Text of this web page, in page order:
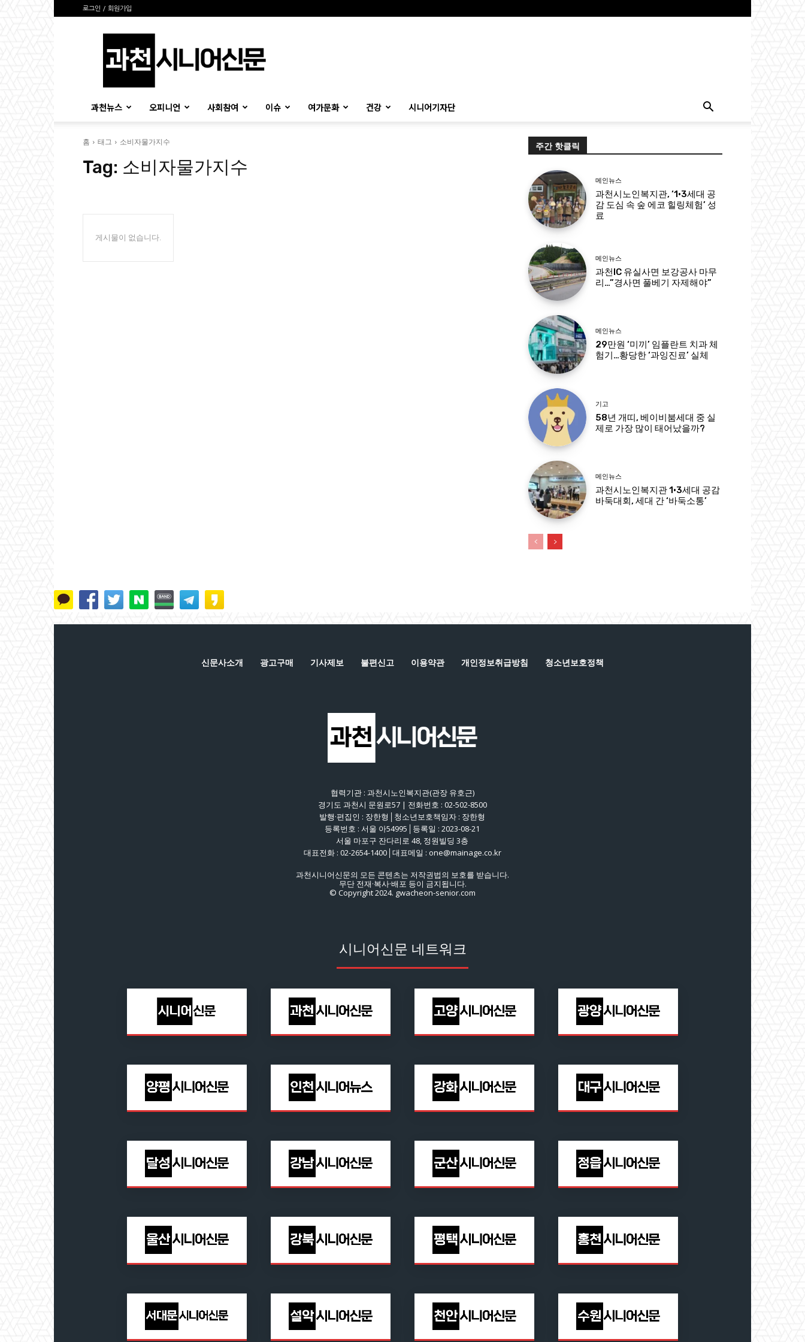
로그인 / 회원가입
시
과천뉴스 오피니언 사회참여 이슈 여가문화 건강 시니어기자단
홈 태그 소비자물가지수
Tag: 소비자물가지수
게시물이 없습니다.
주간 핫클릭
메인뉴스
과천시노인복지관, ‘1·3세대 공
감 도심 속 숲 에코 힐링체험’ 성
료
메인뉴스
과천IC 유실사면 보강공사 마무
리…”경사면 풀베기 자제해야”
메인뉴스
29만원 ‘미끼’ 임플란트 치과 체
험기…황당한 ‘과잉진료’ 실체
기고
58년 개띠, 베이비붐세대 중 실
제로 가장 많이 태어났을까?
메인뉴스
과천시노인복지관 1·3세대 공감
바둑대회, 세대 간 ‘바둑소통’
신문사소개 광고구매 기사제보 불편신고 이용약관 개인정보취급방침 청소년보호정책
협력기관 : 과천시노인복지관(관장 유호근)
경기도 과천시 문원로57 | 전화번호 : 02-502-8500
발행·편집인 : 장한형│청소년보호책임자 : 장한형
등록번호 : 서울 아54995│등록일 : 2023-08-21
서울 마포구 잔다리로 48, 정원빌딩 3층
대표전화 : 02-2654-1400│대표메일 : one@mainage.co.kr
과천시니어신문의 모든 콘텐츠는 저작권법의 보호를 받습니다.
무단 전재·복사·배포 등이 금지됩니다.
© Copyright 2024. gwacheon-senior.com
시니어신문 네트워크